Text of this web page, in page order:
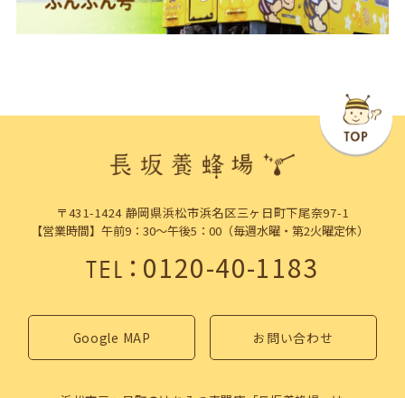
〒431-1424 静岡県浜松市浜名区三ヶ日町下尾奈97-1
【営業時間】午前9：30～午後5：00（毎週水曜・第2火曜定休）
TEL：0120-40-1183
Google MAP お問い合わせ